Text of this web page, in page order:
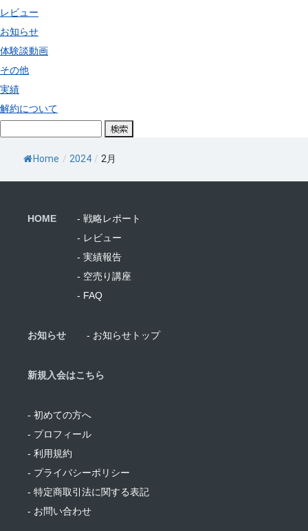
レビュー
お知らせ
体験談動画
その他
実績
解約について
Home / 2024 / 2月
HOME
- 戦略レポート
- レビュー
- 実績報告
- 空売り講座
- FAQ
お知らせ - お知らせトップ
新規入会はこちら
- 初めての方へ
- プロフィール
- 利用規約
- プライバシーポリシー
- 特定商取引法に関する表記
- お問い合わせ